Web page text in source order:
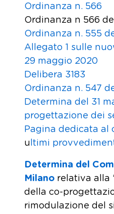
Ordinanza n. 566
Ordinanza n 566
Ordinanza n. 555
Allegato 1 sulle
29 maggio 2020
Delibera 3183
Ordinanza n. 547
Determina del 31
progettazione dei
Pagina dedicata al
ultimi
Determina del
Milano relativa alla
della co-
rimodulazione del